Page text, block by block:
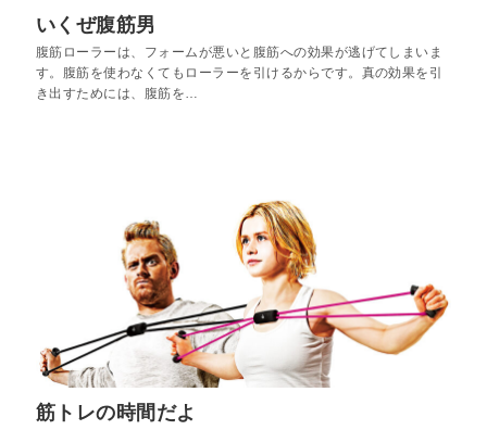
いくぜ腹筋男
腹筋ローラーは、フォームが悪いと腹筋への効果が逃げてしまいま
す。腹筋を使わなくてもローラーを引けるからです。真の効果を引
き出すためには、腹筋を…
筋トレの時間だよ